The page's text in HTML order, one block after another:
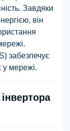
Завдяки
він
забезпечує
у мережі.